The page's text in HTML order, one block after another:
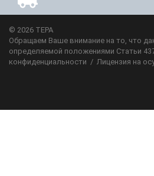
© 2026 ТЕРА
Обращаем Ваше внимание на то, что
определяемой положениями Статьи
конфиденциальности / Лицензия на